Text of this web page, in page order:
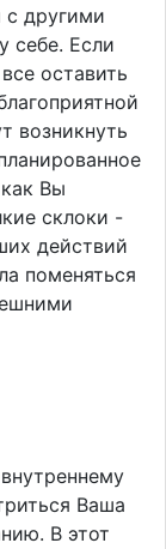
с другими
себе. Если
оставить
возникнуть
Вы
склоки -
действий
поменяться
Ваша
В этот